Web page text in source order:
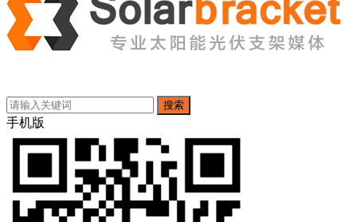
搜索
手机版